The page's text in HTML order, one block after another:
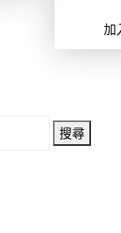
加
搜尋